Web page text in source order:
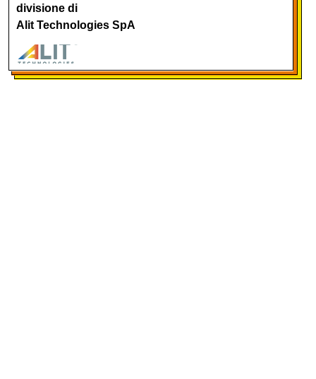
divisione di
Alit Technologies SpA